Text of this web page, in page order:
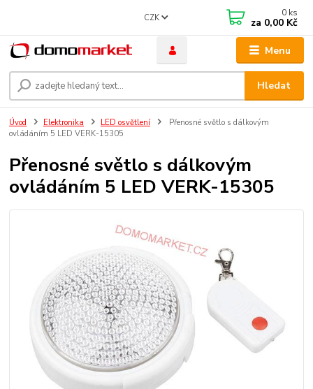
Menu
CZK
Hledat
0 ks
za 0,00 Kč
Úvod Elektronika LED osvětlení
Přenosné světlo s dálkovým
ovládáním 5 LED VERK-15305
Přenosné světlo s dálkovým
ovládáním 5 LED VERK-15305